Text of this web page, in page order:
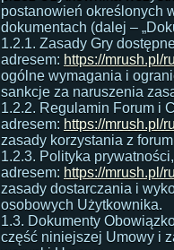
postanowień określonych
dokumentach (dalej –
1.2.1. Zasady Gry
adresem: https://mrush.pl/
ogólne wymagania i
sankcje za naruszenia
1.2.2. Regulamin Forum i
adresem: https://mrush.pl/
zasady korzystania z
1.2.3. Polityka
adresem: https://mrush.pl/
zasady dostarczania i
osobowych Użytkownika.
1.3. Dokumenty
część niniejszej Umowy i